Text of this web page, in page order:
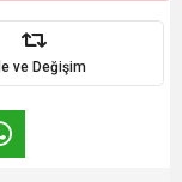
ve Değişim